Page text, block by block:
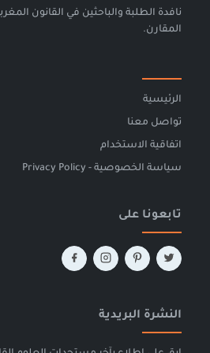
نافدة الطلبة والباحثين في القانون
المقارن.
الرئيسية
تواصل معنا
اتفاقية الاستخدام
سياسة الخصوصية - Privacy Policy
تابعونا على
النشرة البريدية